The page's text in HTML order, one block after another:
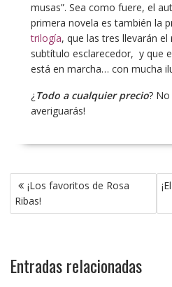
musas”. Sea como fuere, el
primera novela es también la
trilogía, que las tres llevarán
subtítulo esclarecedor, y que
está en marcha… con mucha
¿ Todo a cualquier precio?
averiguarás!
Navegación
de
entradas
¡Los favoritos de Rosa
Ribas!
Entradas relacionadas